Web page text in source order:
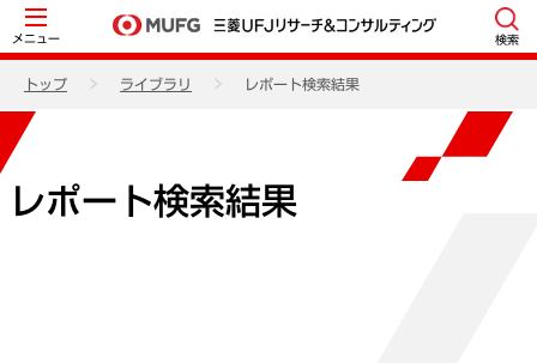
メニュー 検索
トップ ライブラリ レポート検索結果
レポート検索結果